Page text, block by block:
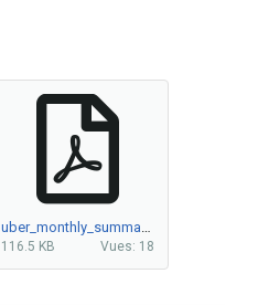
116.5 KB Vues: 18